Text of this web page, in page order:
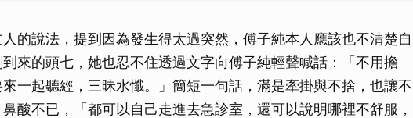
的說法，提到因為發生得太過突然，傅子純本人應該也不清楚自
來的頭七，她也忍不住透過文字向傅子純輕聲喊話：「不用擔
一起聽經，三昧水懺。」簡短一句話，滿是牽掛與不捨，也讓不
酸不已，「都可以自己走進去急診室，還可以說明哪裡不舒服，